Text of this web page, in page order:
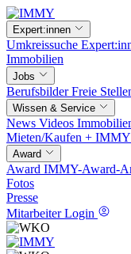
Expert:innen
Umkreissuche
Immobilien
Jobs
BerufsbilderFreie
Wissen & Service
News Videos
Mieten/Kaufen + IMMY
Award
Award IMMY-Award-
Fotos
Presse
Mitarbeiter Login